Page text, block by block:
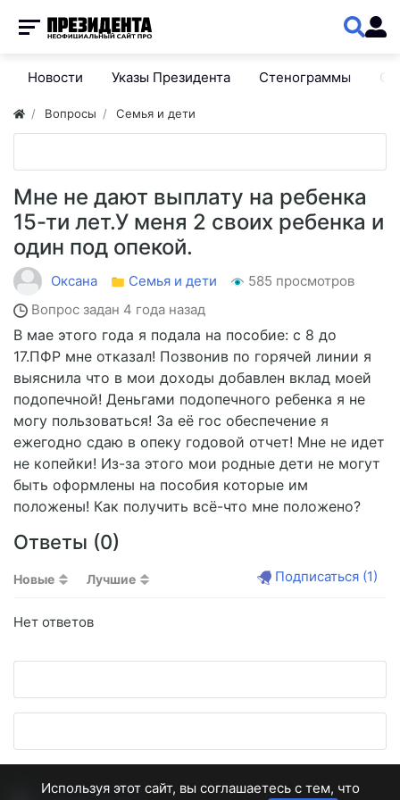
Новости Указы Президента Стенограммы
Вопросы Семья и дети
Мне не дают выплату на ребенка
15-ти лет.У меня 2 своих ребенка и
один под опекой.
Оксана Семья и дети
585 просмотров
Вопрос задан 4 года назад
В мае этого года я подала на пособие: с 8 до
17.ПФР мне отказал! Позвонив по горячей линии я
выяснила что в мои доходы добавлен вклад моей
подопечной! Деньгами подопечного ребенка я не
могу пользоваться! За её гос обеспечение я
ежегодно сдаю в опеку годовой отчет! Мне не идет
не копейки! Из-за этого мои родные дети не могут
быть оформлены на пособия которые им
положены! Как получить всё-что мне положено?
Ответы (0)
Новые Лучшие Подписаться (1)
Нет ответов
Используя этот сайт, вы соглашаетесь с тем, что